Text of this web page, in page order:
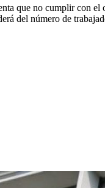
que no cumplir con
del número de